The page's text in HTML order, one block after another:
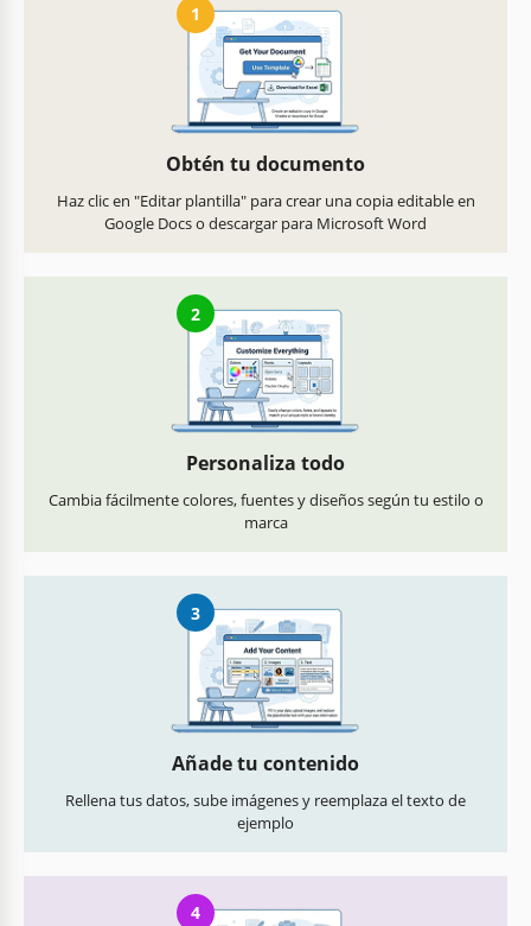
1
Obtén tu documento
Haz clic en "Editar plantilla" para crear una copia editable en
Google Docs o descargar para Microsoft Word
2
Personaliza todo
Cambia fácilmente colores, fuentes y diseños según tu estilo o
marca
3
Añade tu contenido
Rellena tus datos, sube imágenes y reemplaza el texto de
ejemplo
4